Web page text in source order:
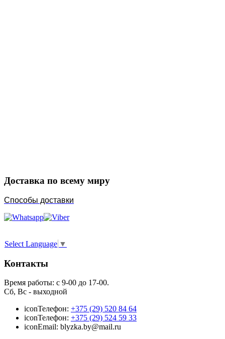
Доставка по всему миру
Способы доставки
Select Language ▼
Контакты
Время работы: с 9-00 до 17-00.
Сб, Вс - выходной
iconТелефон: +375 (29) 520 84 64
iconТелефон: +375 (29) 524 59 33
iconEmail: blyzka.by@mail.ru